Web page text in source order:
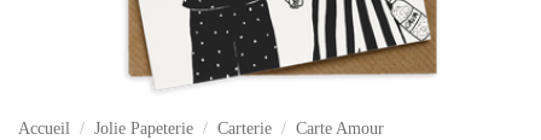
Accueil / Jolie Papeterie / Carterie / Carte Amour